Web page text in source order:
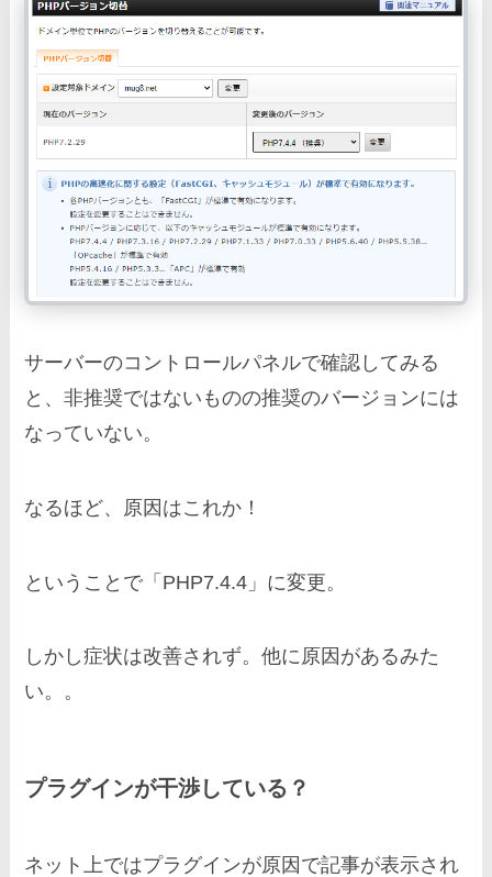
サーバーのコントロールパネルで確認してみる
と、非推奨ではないものの推奨のバージョンには
なっていない。
なるほど、原因はこれか！
ということで「PHP7.4.4」に変更。
しかし症状は改善されず。他に原因があるみた
い。。
プラグインが干渉している？
ネット上ではプラグインが原因で記事が表示され